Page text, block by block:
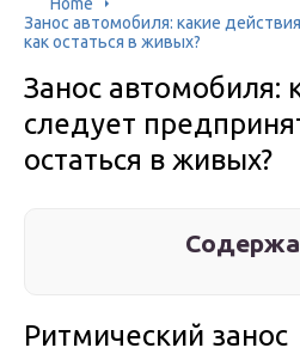
Занос автомобиля: какие
как остаться в живых?
Занос автомобиля:
следует
остаться в живых?
Ритмический занос